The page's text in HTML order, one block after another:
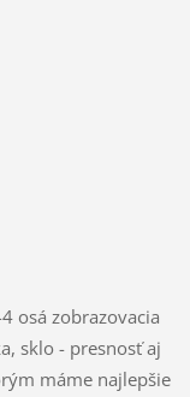
osá zobrazovacia
sklo - presnosť aj
máme najlepšie